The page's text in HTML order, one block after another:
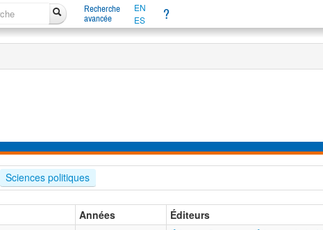
Recherche
avancée
EN
ES
?
Sciences politiques
Années Éditeurs